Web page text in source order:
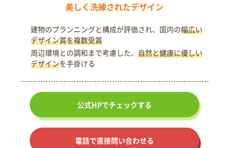
美しく洗練されたデザイン
建物のプランニングと構成が評価され、国内の幅広い
デザイン賞を複数受賞
周辺環境との調和まで考慮した、 自然と健康に優しい
デザインを手掛ける
公式HPでチェックする
電話で直接問い合わせる